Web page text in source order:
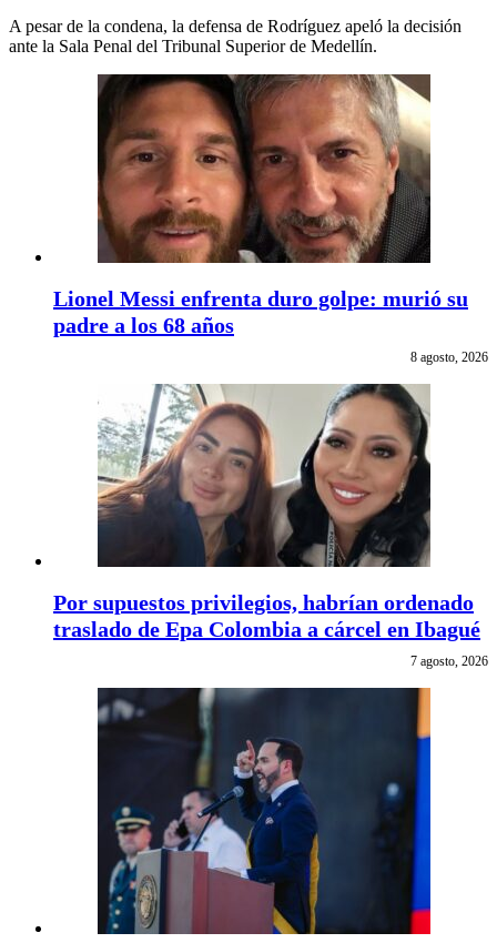
A pesar de la condena, la defensa de Rodríguez apeló la decisión
ante la Sala Penal del Tribunal Superior de Medellín.
Lionel Messi enfrenta duro golpe: murió su
padre a los 68 años
8 agosto, 2026
Por supuestos privilegios, habrían ordenado
traslado de Epa Colombia a cárcel en Ibagué
7 agosto, 2026